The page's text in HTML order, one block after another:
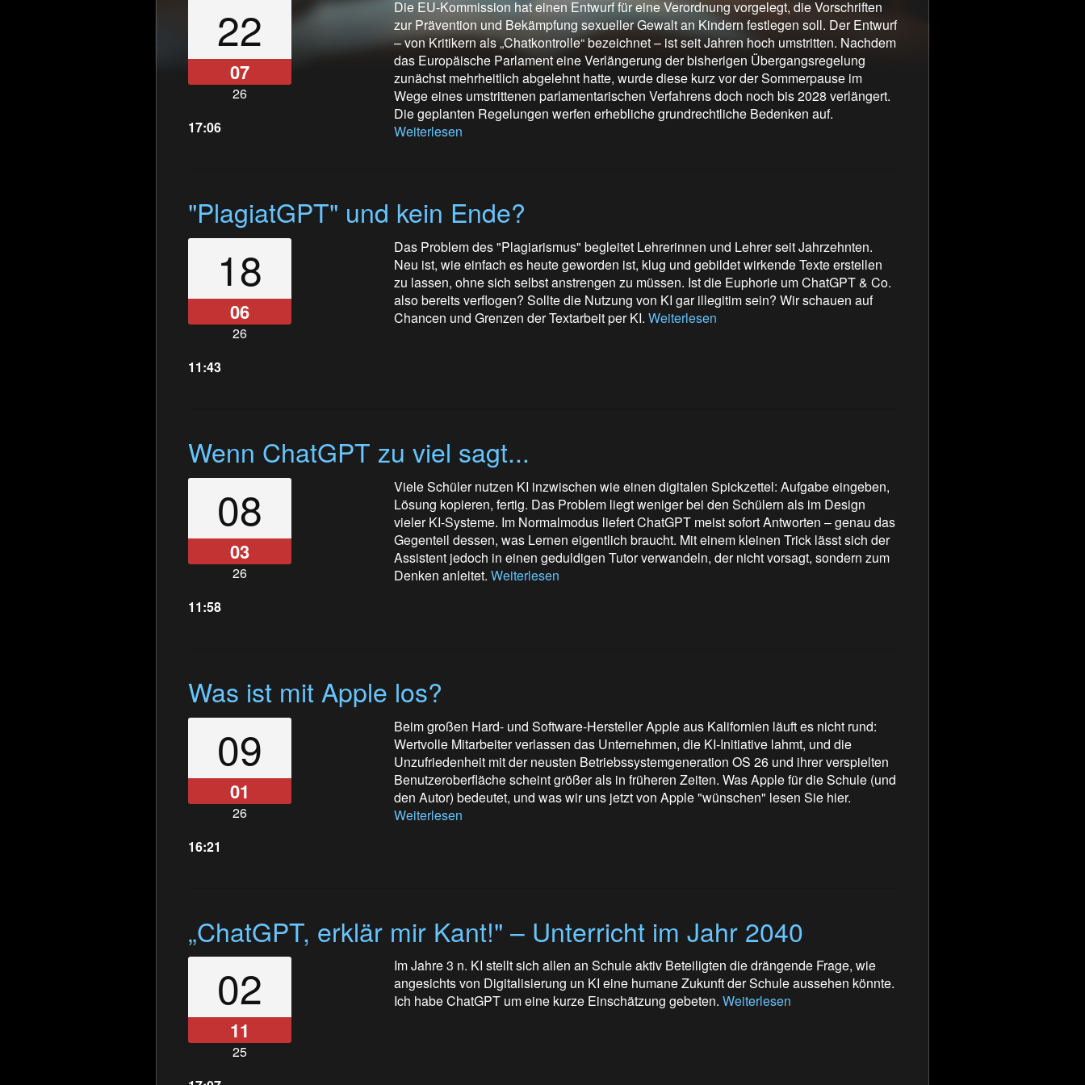
22
07
26
17:06
Die EU-Kommission hat einen Entwurf für eine Verordnung vorgelegt, die Vorschriften
zur Prävention und Bekämpfung sexueller Gewalt an Kindern festlegen soll. Der Entwurf
– von Kritikern als „Chatkontrolle“ bezeichnet – ist seit Jahren hoch umstritten. Nachdem
das Europäische Parlament eine Verlängerung der bisherigen Übergangsregelung
zunächst mehrheitlich abgelehnt hatte, wurde diese kurz vor der Sommerpause im
Wege eines umstrittenen parlamentarischen Verfahrens doch noch bis 2028 verlängert.
Die geplanten Regelungen werfen erhebliche grundrechtliche Bedenken auf.
Weiterlesen
"PlagiatGPT" und kein Ende?
18
06
26
11:43
Das Problem des "Plagiarismus" begleitet Lehrerinnen und Lehrer seit Jahrzehnten.
Neu ist, wie einfach es heute geworden ist, klug und gebildet wirkende Texte erstellen
zu lassen, ohne sich selbst anstrengen zu müssen. Ist die Euphorie um ChatGPT & Co.
also bereits verflogen? Sollte die Nutzung von KI gar illegitim sein? Wir schauen auf
Chancen und Grenzen der Textarbeit per KI. Weiterlesen
Wenn ChatGPT zu viel sagt...
08
03
26
11:58
Viele Schüler nutzen KI inzwischen wie einen digitalen Spickzettel: Aufgabe eingeben,
Lösung kopieren, fertig. Das Problem liegt weniger bei den Schülern als im Design
vieler KI-Systeme. Im Normalmodus liefert ChatGPT meist sofort Antworten – genau das
Gegenteil dessen, was Lernen eigentlich braucht. Mit einem kleinen Trick lässt sich der
Assistent jedoch in einen geduldigen Tutor verwandeln, der nicht vorsagt, sondern zum
Denken anleitet. Weiterlesen
Was ist mit Apple los?
09
01
26
16:21
Beim großen Hard- und Software-Hersteller Apple aus Kalifornien läuft es nicht rund:
Wertvolle Mitarbeiter verlassen das Unternehmen, die KI-Initiative lahmt, und die
Unzufriedenheit mit der neusten Betriebssystemgeneration OS 26 und ihrer verspielten
Benutzeroberfläche scheint größer als in früheren Zeiten. Was Apple für die Schule (und
den Autor) bedeutet, und was wir uns jetzt von Apple "wünschen" lesen Sie hier.
Weiterlesen
„ChatGPT, erklär mir Kant!" – Unterricht im Jahr 2040
02
11
25
Im Jahre 3 n. KI stellt sich allen an Schule aktiv Beteiligten die drängende Frage, wie
angesichts von Digitalisierung un KI eine humane Zukunft der Schule aussehen könnte.
Ich habe ChatGPT um eine kurze Einschätzung gebeten. Weiterlesen